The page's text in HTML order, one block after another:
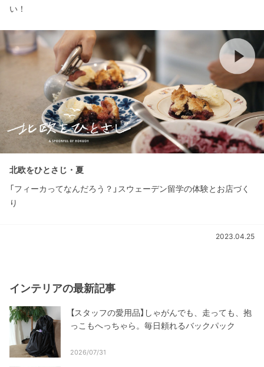
い！
北欧をひとさじ・夏
「フィーカってなんだろう？」スウェーデン留学の体験とお店づく
り
2023.04.25
インテリアの最新記事
【スタッフの愛用品】しゃがんでも、走っても、抱
っこもへっちゃら。毎日頼れるバックパック
2026/07/31